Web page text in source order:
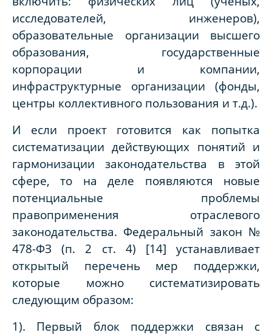
исследователей, инженеров),
образовательные организации высшего
образования, государственные
корпорации и компании,
инфраструктурные организации (фонды,
центры коллективного пользования и т.д.).
И если проект готовится как попытка
систематизации действующих понятий и
гармонизации законодательства в этой
сфере, то на деле появляются новые
потенциальные проблемы
правоприменения отраслевого
законодательства. Федеральный закон №
478-ФЗ (п. 2 ст. 4) [14] устанавливает
открытый перечень мер поддержки,
которые можно систематизировать
следующим образом:
1). Первый блок поддержки связан с